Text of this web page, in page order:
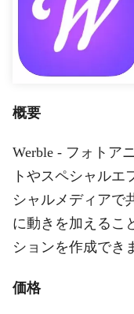
概要
Werble - フォトア
トやスペシャルエ
シャルメディアで
に動きを加えるこ
ションを作成でき
価格